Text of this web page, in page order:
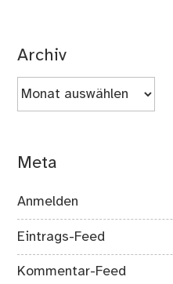
Archiv
Archiv
Meta
Anmelden
Eintrags-Feed
Kommentar-Feed